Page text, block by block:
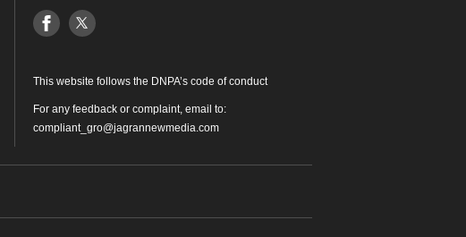
This website follows the DNPA’s code of conduct
For any feedback or complaint, email to:
compliant_gro@jagrannewmedia.com